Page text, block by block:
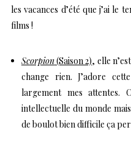
les vacances d’été que j’ai le
films !
Scorpion(Saison 2), elle
change rien. J’adore
largement mes attentes.
intellectuelle du monde
de boulot bien difficile ça